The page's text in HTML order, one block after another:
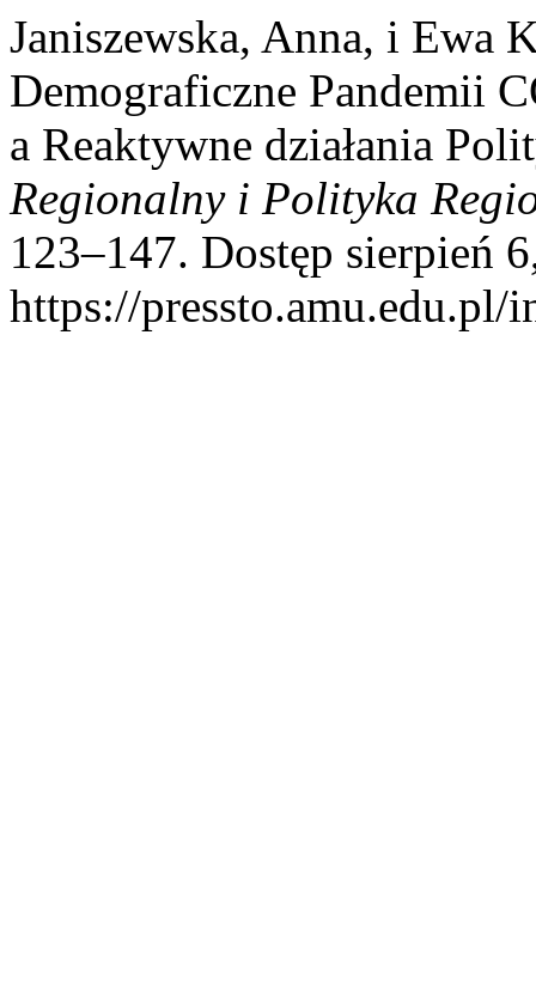
Janiszewska, Anna, i Ewa
Demograficzne Pandemii
a Reaktywne działania
Regionalny i Polityka
123–147. Dostęp sierpień
https://